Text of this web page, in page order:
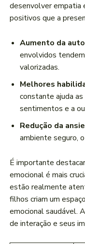
desenvolver empatia​
positivos que a
Aumento da
envolvidos
valorizadas.
Melhores
constante ajuda
sentimentos e a
Redução da
ambiente seguro,
É importante
emocional é mais
estão realmente
filhos criam um
⁤emocional saudável.
de interação⁢ e seus